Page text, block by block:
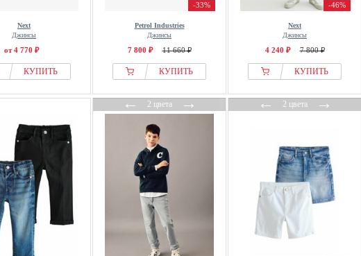
Next
Джинсы
от 4 770 ₽
КУПИТЬ
-33%
Petrol Industries
Джинсы
7 800 ₽ 11 660 ₽
КУПИТЬ
-46%
Next
Джинсы
4 240 ₽ 7 800 ₽
КУПИТЬ
←2 цвета→ ←2 цвета→